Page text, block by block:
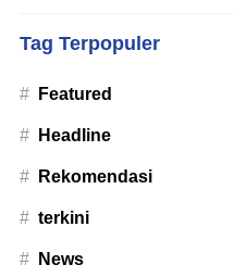
Tag Terpopuler
# Featured
# Headline
# Rekomendasi
# terkini
# News